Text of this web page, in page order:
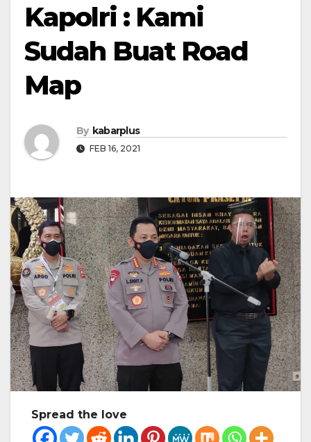
Kapolri : Kami
Sudah Buat Road
Map
By kabarplus
FEB 16, 2021
Spread the love